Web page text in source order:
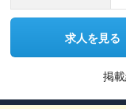
求人を見る
掲